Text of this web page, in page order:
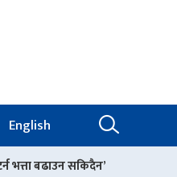
English
माइतीघर मण्डलामा अनसनरत